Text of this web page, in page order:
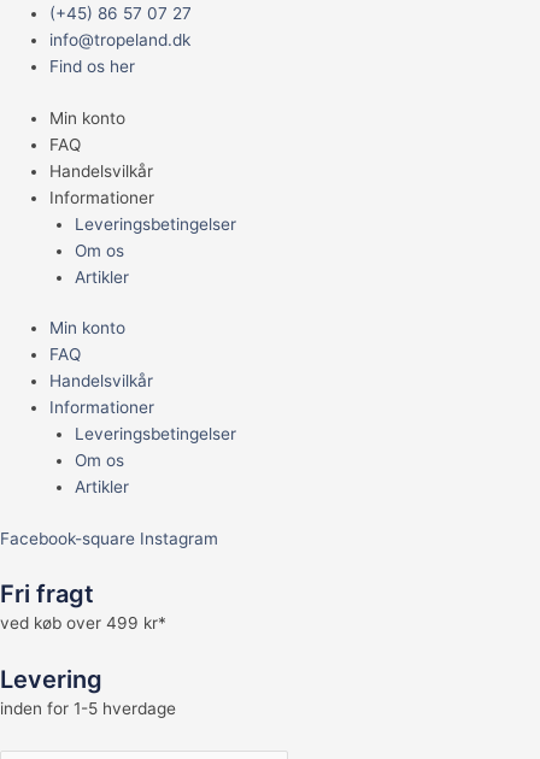
indholdet
(+45) 86 57 07 27
info@tropeland.dk
Find os her
Min konto
FAQ
Handelsvilkår
Informationer
Leveringsbetingelser
Om os
Artikler
Min konto
FAQ
Handelsvilkår
Informationer
Leveringsbetingelser
Om os
Artikler
Facebook-square Instagram
Fri fragt
ved køb over 499 kr*
Levering
inden for 1-5 hverdage
Main
Menu